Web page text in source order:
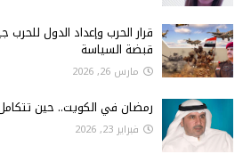
قرار الحرب وإعداد الدول
قبضة السياسة
مارس 26, 2026
رمضان في الكويت.. حين
فبراير 23, 2026